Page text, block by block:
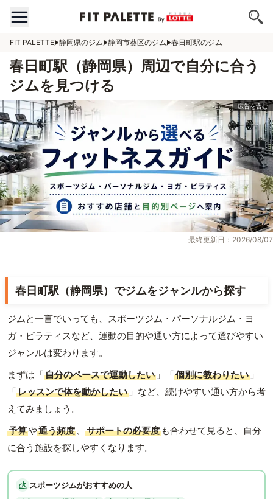
FIT PALETTE 静岡県のジム 静岡市葵区のジム 春日町駅のジム
春日町駅（静岡県）周辺で自分に合う
ジムを見つける
最終更新日：2026/08/07
春日町駅（静岡県）でジムをジャンルから探す
ジムと一言でいっても、スポーツジム・パーソナルジム・ヨ
ガ・ピラティスなど、運動の目的や通い方によって選びやすい
ジャンルは変わります。
まずは「自分のペースで運動したい 」「個別に教わりたい 」
「レッスンで体を動かしたい 」など、続けやすい通い方から考
えてみましょう。
予算や通う頻度 、 サポートの必要度 も合わせて見ると、自分
に合う施設を探しやすくなります。
スポーツジムがおすすめの人